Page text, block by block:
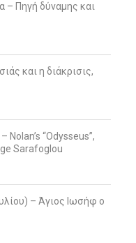
– Πηγή δύναμης και
και η διάκρισις,
“Odysseus”,
Sarafoglou
– Άγιος Ιωσήφ ο